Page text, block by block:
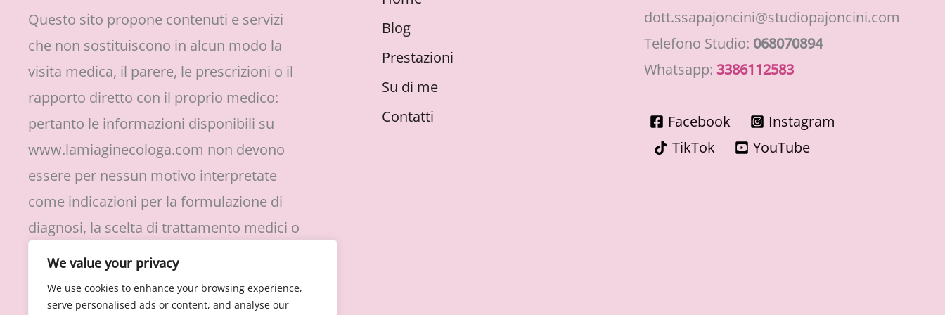
We value your privacy
We use cookies to enhance your browsing experience,
serve personalised ads or content, and analyse our
Questo sito propone contenuti e servizi
che non sostituiscono in alcun modo la
visita medica, il parere, le prescrizioni o il
rapporto diretto con il proprio medico:
pertanto le informazioni disponibili su
www.lamiaginecologa.com non devono
essere per nessun motivo interpretate
come indicazioni per la formulazione di
diagnosi, la scelta di trattamento medici o
protocolli di cura, l’assunzione o
sospensione di farmaci prescritti.
Blog
Prestazioni
Su di me
Contatti
dott.ssapajoncini@studiopajoncini.com
Telefono Studio: 068070894
Whatsapp: 3386112583
Facebook
Instagram
TikTok
YouTube